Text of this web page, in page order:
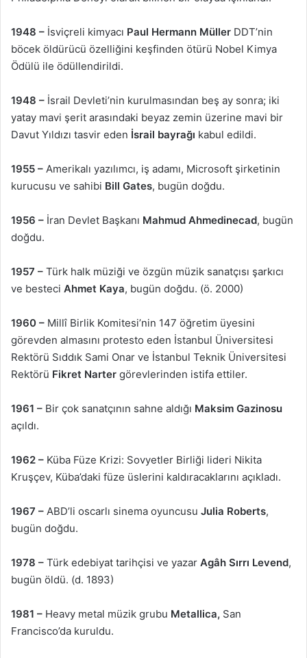
1948 – İsviçreli kimyacı Paul Hermann Müller DDT’nin
böcek öldürücü özelliğini keşfinden ötürü Nobel Kimya
Ödülü ile ödüllendirildi.
1948 – İsrail Devleti’nin kurulmasından beş ay sonra; iki
yatay mavi şerit arasındaki beyaz zemin üzerine mavi bir
Davut Yıldızı tasvir eden İsrail bayrağı kabul edildi.
1955 – Amerikalı yazılımcı, iş adamı, Microsoft şirketinin
kurucusu ve sahibi Bill Gates, bugün doğdu.
1956 – İran Devlet Başkanı Mahmud Ahmedinecad, bugün
doğdu.
1957 – Türk halk müziği ve özgün müzik sanatçısı şarkıcı
ve besteci Ahmet Kaya, bugün doğdu. (ö. 2000)
1960 – Millî Birlik Komitesi’nin 147 öğretim üyesini
görevden almasını protesto eden İstanbul Üniversitesi
Rektörü Sıddık Sami Onar ve İstanbul Teknik Üniversitesi
Rektörü Fikret Narter görevlerinden istifa ettiler.
1961 – Bir çok sanatçının sahne aldığı Maksim Gazinosu
açıldı.
1962 – Küba Füze Krizi: Sovyetler Birliği lideri Nikita
Kruşçev, Küba’daki füze üslerini kaldıracaklarını açıkladı.
1967 – ABD’li oscarlı sinema oyuncusu Julia Roberts,
bugün doğdu.
1978 – Türk edebiyat tarihçisi ve yazar Agâh Sırrı Levend,
bugün öldü. (d. 1893)
1981 – Heavy metal müzik grubu Metallica, San
Francisco’da kuruldu.